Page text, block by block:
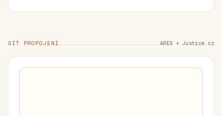
SÍŤ PROPOJENÍ ARES + Justice.cz